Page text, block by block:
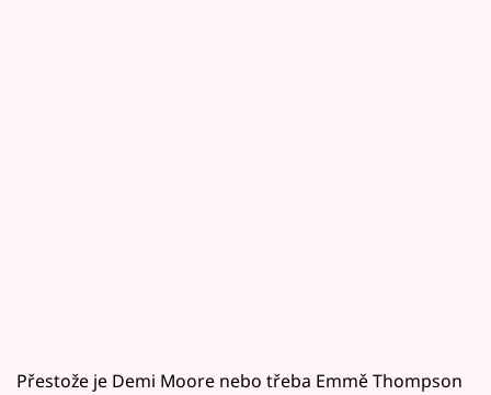
Přestože je Demi Moore nebo třeba Emmě Thompson